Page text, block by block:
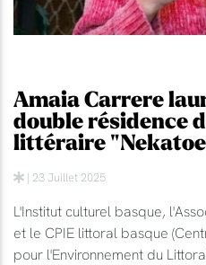
Amaia Carrere
double résidence
littéraire
| 23 Juillet 2025
L'Institut culturel basque,
et le CPIE littoral basque
pour l'Environnement du